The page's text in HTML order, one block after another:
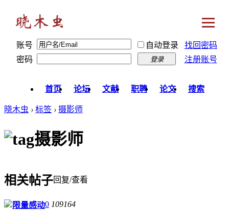
账号 自动登录
找回密码
密码
登录 注册账号
首页 论坛 文献 职聘 论文 搜索
晓木虫 › 标签 › 摄影师
摄影师
相关帖子回复/查看
限量感动0 109164